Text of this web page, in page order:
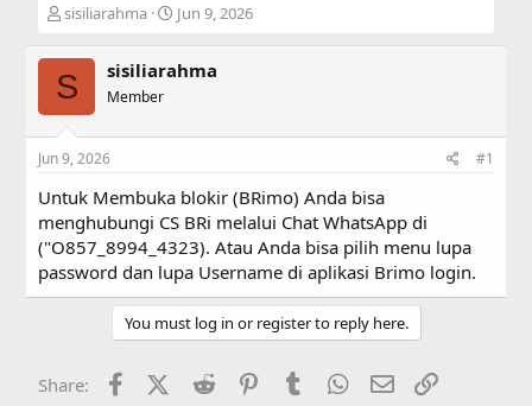
T
r
e
a
d
t
r
t
e
r
sisiliarahma
S
r
a
Jun 9, 2026
S sisiliarahma
Member
Jun 9, 2026 #1
Untuk Membuka blokir (BRimo) Anda bisa
menghubungi CS BRi melalui Chat WhatsApp di
("O857_8994_4323). Atau Anda bisa pilih menu lupa
password dan lupa Username di aplikasi Brimo login.
You must log in or register to reply here.
Share: FacebookX (Twitter)
Reddit PinterestTumblr WhatsApp
Email